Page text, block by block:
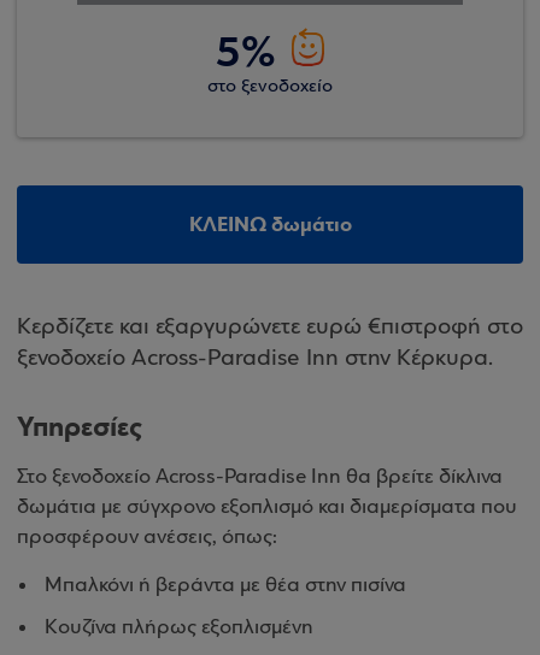
5%
στο ξενοδοχείο
ΚΛΕΙΝΩ δωμάτιο
Κερδίζετε και εξαργυρώνετε ευρώ €πιστροφή στο
ξενοδοχείο Across-Paradise Inn στην Κέρκυρα.
Υπηρεσίες
Στo ξενοδοχείο Across-Paradise Inn θα βρείτε δίκλινα
δωμάτια με σύγχρονο εξοπλισμό και διαμερίσματα που
προσφέρουν ανέσεις, όπως:
Μπαλκόνι ή βεράντα με θέα στην πισίνα
Κουζίνα πλήρως εξοπλισμένη